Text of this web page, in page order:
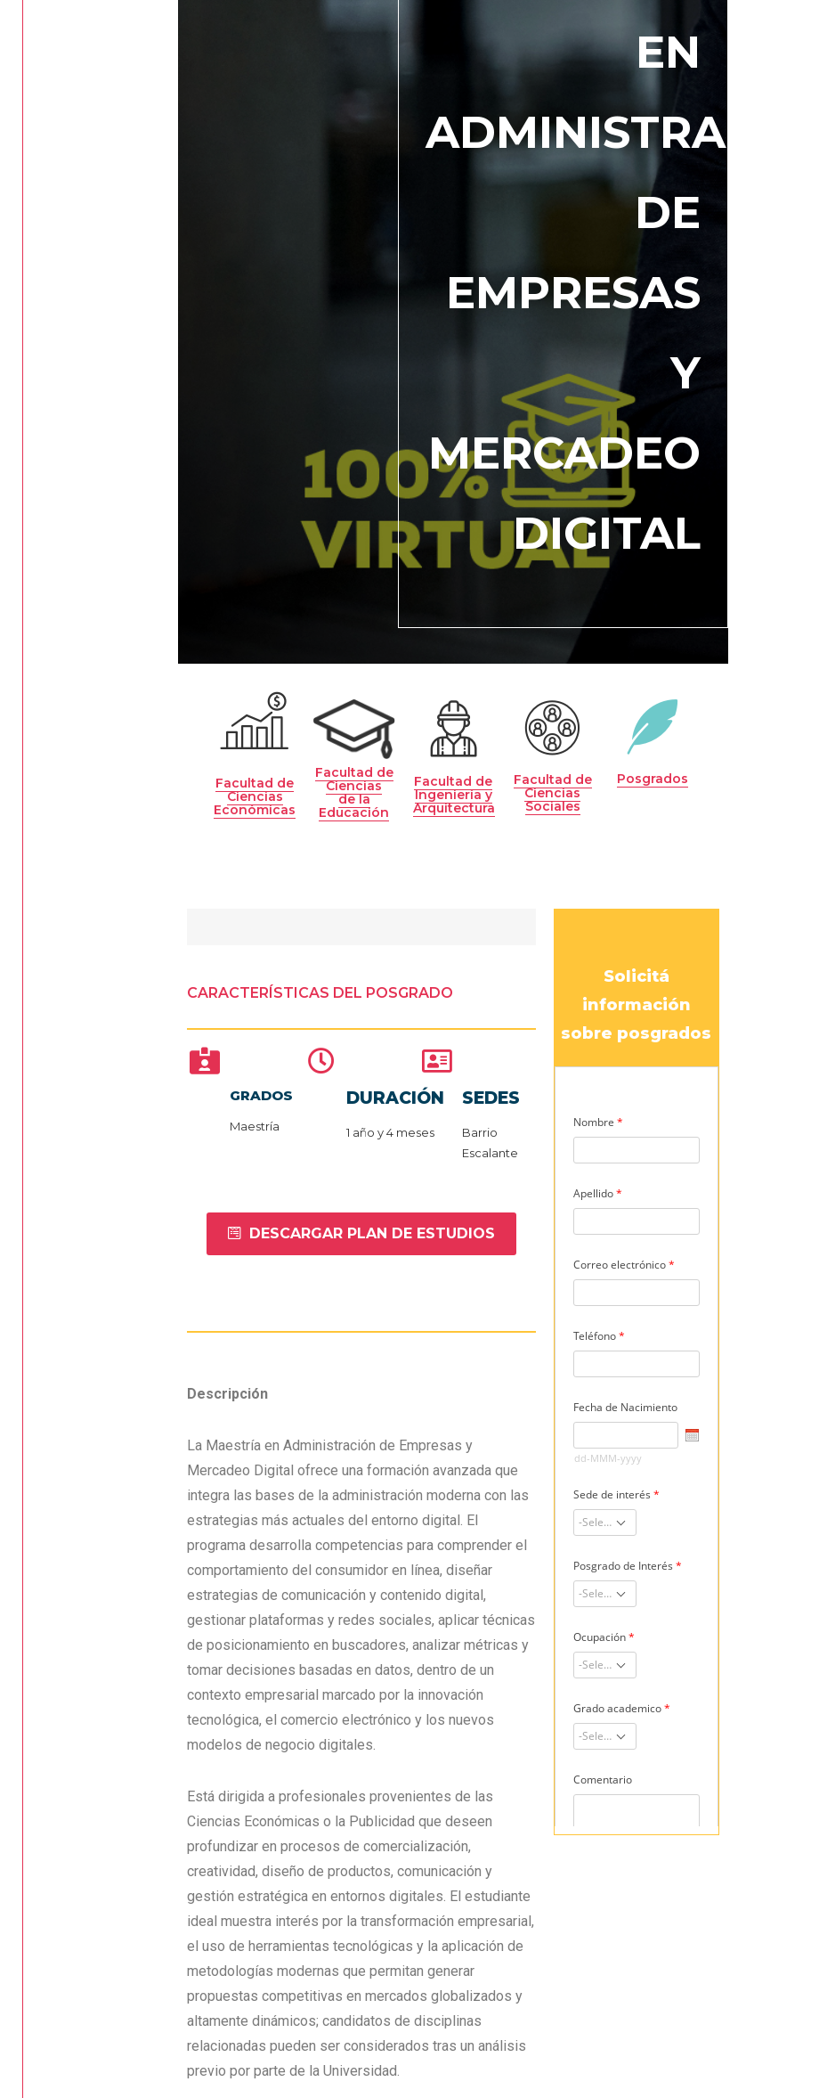
EN
ADMINISTRACIÓN
DE
EMPRESAS
Y
MERCADEO
DIGITAL
Facultad de
Ciencias
Económicas
Facultad de
Ciencias
de la
Educación
Facultad de
Ingeniería y
Arquitectura
Facultad de
Ciencias
Sociales
Posgrados
CARACTERÍSTICAS DEL POSGRADO
GRADOS
Maestría
DURACIÓN
1 año y 4 meses
SEDES
Barrio
Escalante
DESCARGAR PLAN DE ESTUDIOS
Descripción
La Maestría en Administración de Empresas y
Mercadeo Digital ofrece una formación avanzada que
integra las bases de la administración moderna con las
estrategias más actuales del entorno digital. El
programa desarrolla competencias para comprender el
comportamiento del consumidor en línea, diseñar
estrategias de comunicación y contenido digital,
gestionar plataformas y redes sociales, aplicar técnicas
de posicionamiento en buscadores, analizar métricas y
tomar decisiones basadas en datos, dentro de un
contexto empresarial marcado por la innovación
tecnológica, el comercio electrónico y los nuevos
modelos de negocio digitales.
Está dirigida a profesionales provenientes de las
Ciencias Económicas o la Publicidad que deseen
profundizar en procesos de comercialización,
creatividad, diseño de productos, comunicación y
gestión estratégica en entornos digitales. El estudiante
ideal muestra interés por la transformación empresarial,
el uso de herramientas tecnológicas y la aplicación de
metodologías modernas que permitan generar
propuestas competitivas en mercados globalizados y
altamente dinámicos; candidatos de disciplinas
relacionadas pueden ser considerados tras un análisis
previo por parte de la Universidad.
Solicitá
información
sobre posgrados